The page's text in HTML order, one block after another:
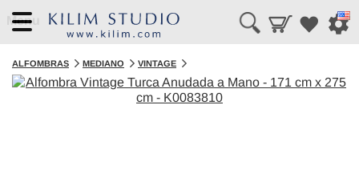
Menu
ALFOMBRAS MEDIANO VINTAGE